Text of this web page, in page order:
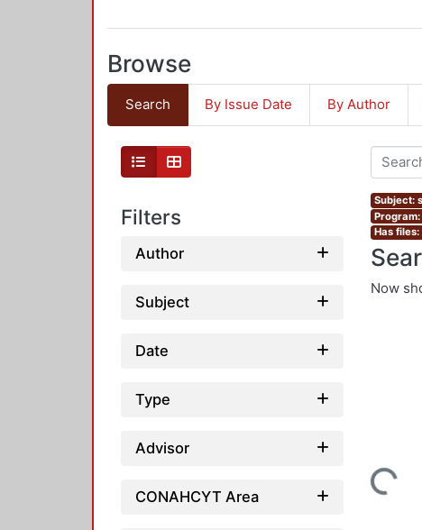
Browse
Search By Issue Date By Author
Filters
Author
Subject
Date
Type
Advisor
CONAHCYT Area
Subject:
Has files:
Now
Loading...